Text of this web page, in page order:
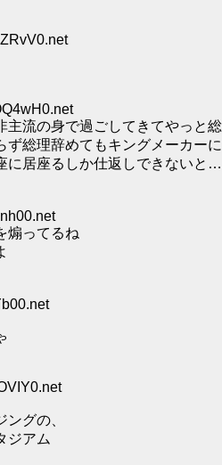
主流の身で過ごしてきてやっと総
ず総理辞めてもキングメーカーに
に居座るしか仕返しできないと…
煽ってるね
グの、
ジアム